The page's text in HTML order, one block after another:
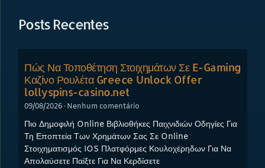
Posts Recentes
Πώς Να Τοποθέτηση Στοιχημάτων Σε E-Gaming
Καζίνο Ρουλέτα Greece Unlock Offer
lollyspins-casino.net
09/08/2026 Nenhum comentário
Πιο Δημοφιλή Online Βιβλιοθήκες Παιχνιδιών Οδηγίες Για
Τη Εποπτεία Των Χρημάτων Σας Σε Online
Στοιχηματισμός IOS Πλατφόρμες Κουλοχέρηδων Για Να
Απολαύσετε Παίξτε Για Να Κερδίσετε